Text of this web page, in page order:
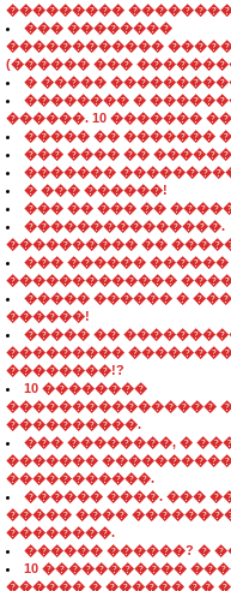
���������
��� ��������
������������
(������ ���
� �����
�������� �
������. 10 �������
����� �� �������
��� ���� ��
�������
� ��� ������!
��� �� ��� ��
���������������.
���������� ��
��� ������
�������������
����� ������ �
������!
����� ��
���������
��������!?
10 ��������
����������������
����������.
��� ��������, �
�������
�����������.
������ ����. ���
����� ����
��������.
������ ������? �
10 �����������
������ � ������ ��